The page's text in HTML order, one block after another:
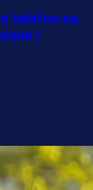
telefon na
i